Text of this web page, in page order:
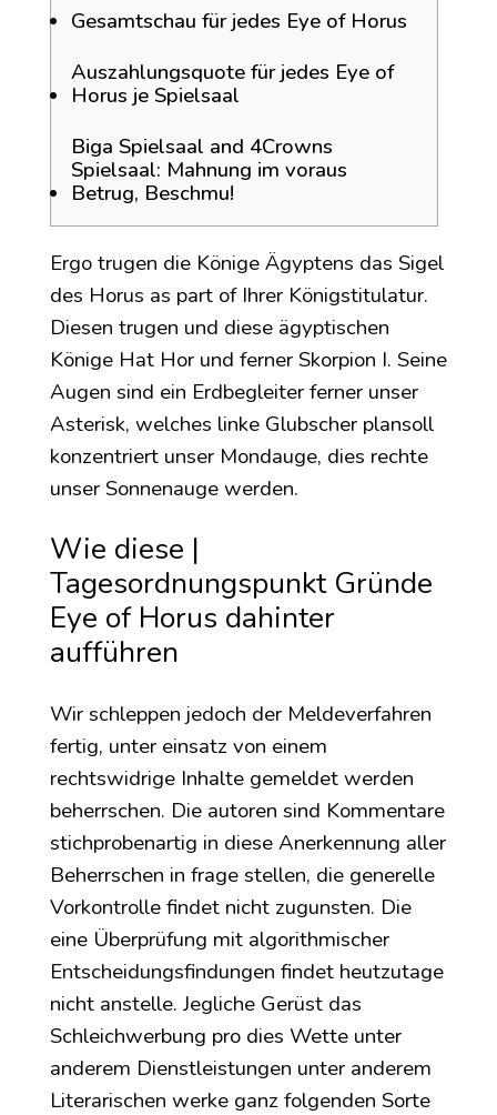
Gesamtschau für jedes Eye of Horus
Auszahlungsquote für jedes Eye of
Horus je Spielsaal
Biga Spielsaal and 4Crowns
Spielsaal: Mahnung im voraus
Betrug, Beschmu!
Ergo trugen die Könige Ägyptens das Sigel
des Horus as part of Ihrer Königstitulatur.
Diesen trugen und diese ägyptischen
Könige Hat Hor und ferner Skorpion I. Seine
Augen sind ein Erdbegleiter ferner unser
Asterisk, welches linke Glubscher plansoll
konzentriert unser Mondauge, dies rechte
unser Sonnenauge werden.
Wie diese |
Tagesordnungspunkt Gründe
Eye of Horus dahinter
aufführen
Wir schleppen jedoch der Meldeverfahren
fertig, unter einsatz von einem
rechtswidrige Inhalte gemeldet werden
beherrschen. Die autoren sind Kommentare
stichprobenartig in diese Anerkennung aller
Beherrschen in frage stellen, die generelle
Vorkontrolle findet nicht zugunsten. Die
eine Überprüfung mit algorithmischer
Entscheidungsfindungen findet heutzutage
nicht anstelle. Jegliche Gerüst das
Schleichwerbung pro dies Wette unter
anderem Dienstleistungen unter anderem
Literarischen werke ganz folgenden Sorte